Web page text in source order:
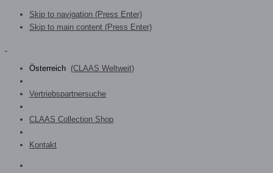
Skip to navigation (Press Enter)
Skip to main content (Press Enter)
Österreich (CLAAS Weltweit)
Vertriebspartnersuche
CLAAS Collection Shop
Kontakt